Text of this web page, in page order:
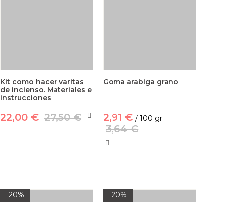
Kit como hacer varitas
de incienso. Materiales e
instrucciones
22,00 € 27,50 €
Goma arabiga grano
2,91 € / 100 gr
3,64 €
-20% -20%